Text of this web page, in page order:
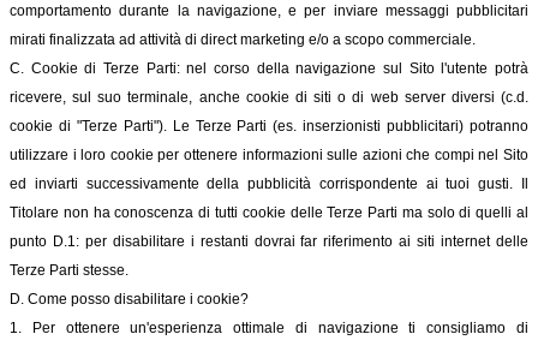
comportamento durante la navigazione, e per inviare messaggi pubblicitari
mirati finalizzata ad attività di direct marketing e/o a scopo commerciale.
C. Cookie di Terze Parti: nel corso della navigazione sul Sito l'utente potrà
ricevere, sul suo terminale, anche cookie di siti o di web server diversi (c.d.
cookie di "Terze Parti"). Le Terze Parti (es. inserzionisti pubblicitari) potranno
utilizzare i loro cookie per ottenere informazioni sulle azioni che compi nel Sito
ed inviarti successivamente della pubblicità corrispondente ai tuoi gusti. Il
Titolare non ha conoscenza di tutti cookie delle Terze Parti ma solo di quelli al
punto D.1: per disabilitare i restanti dovrai far riferimento ai siti internet delle
Terze Parti stesse.
D. Come posso disabilitare i cookie?
1. Per ottenere un'esperienza ottimale di navigazione ti consigliamo di